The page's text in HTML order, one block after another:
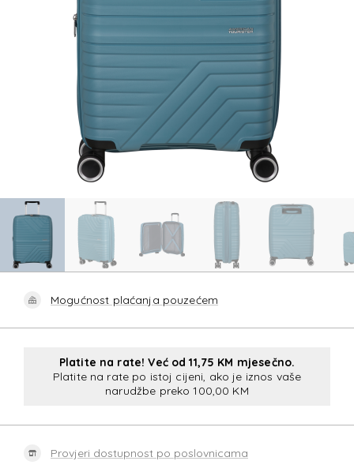
Mogućnost plaćanja pouzećem
Platite na rate! Već od 11,75 KM mjesečno.
Platite na rate po istoj cijeni, ako je iznos vaše
narudžbe preko 100,00 KM
Provjeri dostupnost po poslovnicama